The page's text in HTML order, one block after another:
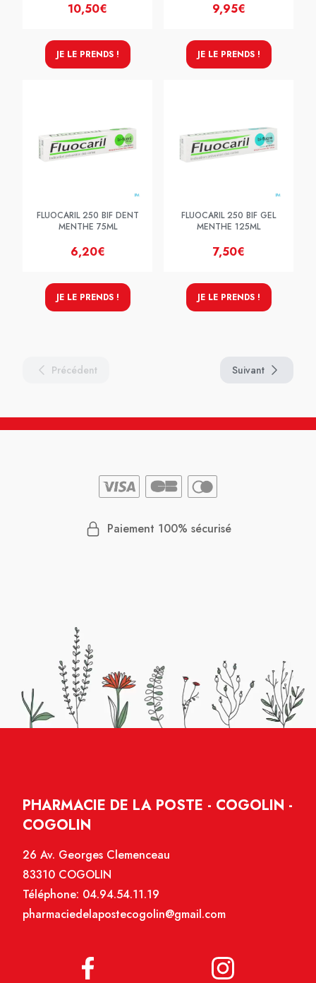
10,50€
JE LE PRENDS !
9,95€
JE LE PRENDS !
FLUOCARIL 250 BIF DENT
MENTHE 75ML
6,20€
JE LE PRENDS !
FLUOCARIL 250 BIF GEL
MENTHE 125ML
7,50€
JE LE PRENDS !
Précédent Suivant
Paiement 100% sécurisé
PHARMACIE DE LA POSTE - COGOLIN -
COGOLIN
26 Av. Georges Clemenceau
83310 COGOLIN
Téléphone: 04.94.54.11.19
pharmaciedelapostecogolin@gmail.com